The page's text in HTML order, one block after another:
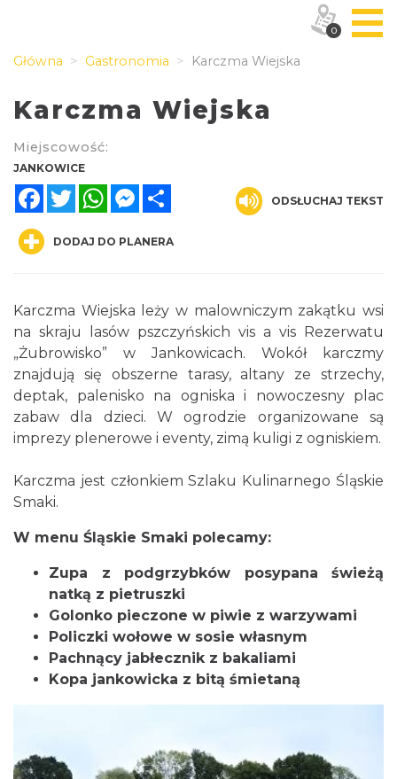
Główna Gastronomia Karczma Wiejska
Karczma Wiejska
Miejscowość:
JANKOWICE
FacebookTwitterWhatsAppMessenger
ODSŁUCHAJ TEKST
DODAJ DO PLANERA
Karczma Wiejska leży w malowniczym zakątku wsi
na skraju lasów pszczyńskich vis a vis Rezerwatu
„Żubrowisko” w Jankowicach. Wokół karczmy
znajdują się obszerne tarasy, altany ze strzechy,
deptak, palenisko na ogniska i nowoczesny plac
zabaw dla dzieci. W ogrodzie organizowane są
imprezy plenerowe i eventy, zimą kuligi z ogniskiem.
Karczma jest członkiem Szlaku Kulinarnego Śląskie
Smaki.
W menu Śląskie Smaki polecamy:
Zupa z podgrzybków posypana świeżą
natką z pietruszki
Golonko pieczone w piwie z warzywami
Policzki wołowe w sosie własnym
Pachnący jabłecznik z bakaliami
Kopa jankowicka z bitą śmietaną
0